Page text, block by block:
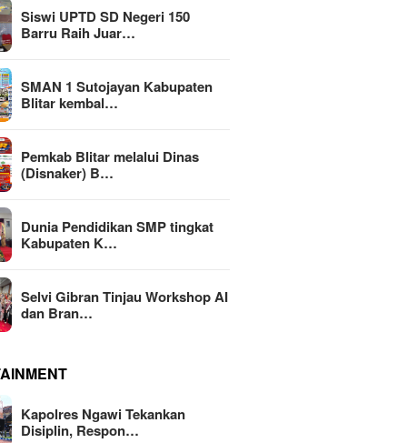
Siswi UPTD SD Negeri 150
Barru Raih Juar…
SMAN 1 Sutojayan Kabupaten
Blitar kembal…
Pemkab Blitar melalui Dinas
(Disnaker) B…
Dunia Pendidikan SMP tingkat
Kabupaten K…
Selvi Gibran Tinjau Workshop AI
dan Bran…
Kapolres Ngawi Tekankan
Disiplin, Respon…